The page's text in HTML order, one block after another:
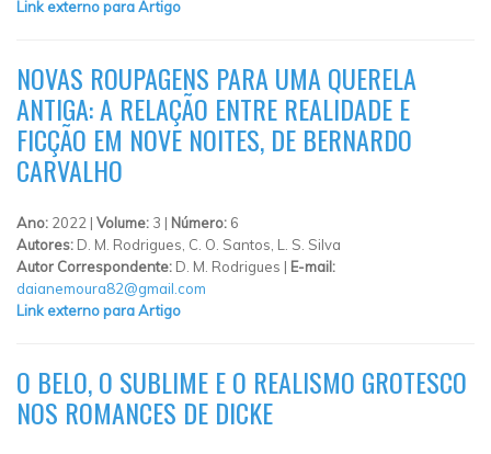
Link externo para Artigo
NOVAS ROUPAGENS PARA UMA QUERELA
ANTIGA: A RELAÇÃO ENTRE REALIDADE E
FICÇÃO EM NOVE NOITES, DE BERNARDO
CARVALHO
Ano: 2022 | Volume: 3 | Número: 6
Autores: D. M. Rodrigues, C. O. Santos, L. S. Silva
Autor Correspondente: D. M. Rodrigues | E-mail:
daianemoura82@gmail.com
Link externo para Artigo
O BELO, O SUBLIME E O REALISMO GROTESCO
NOS ROMANCES DE DICKE